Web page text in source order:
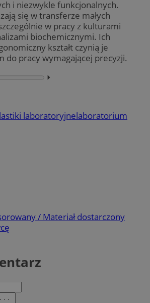
i niezwykle funkcjonalnych.
się w transferze małych
w pracy z kulturami
biochemicznymi. Ich
kształt czynią je
do pracy wymagającej precyzji.
⏵︎
laboratoryjnelaboratorium
/ Materiał dostarczony